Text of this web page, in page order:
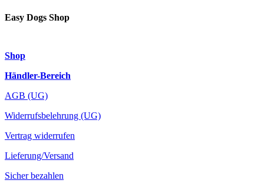
Easy Dogs Shop
Shop
Händler-Bereich
AGB (UG)
Widerrufsbelehrung (UG)
Vertrag widerrufen
Lieferung/Versand
Sicher bezahlen